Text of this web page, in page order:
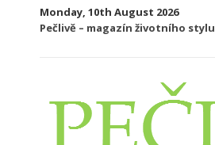
Monday, 10th August 2026
Pečlivě – magazín životního stylu